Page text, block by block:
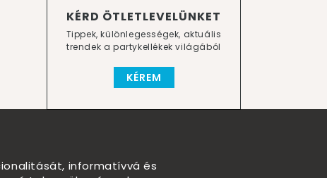
KÉRD ÖTLETLEVELÜNKET
Tippek, különlegességek, aktuális
trendek a partykellékek világából
KÉREM
informatívvá és